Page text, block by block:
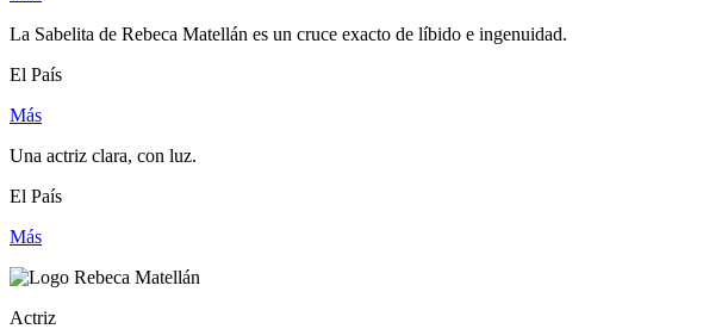
La Sabelita de Rebeca Matellán es un cruce exacto de líbido e ingenuidad.
El País
Más
Una actriz clara, con luz.
El País
Más
Actriz